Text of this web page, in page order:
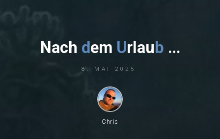
Nach dem Url au b …
8. MAI 2025
Chris